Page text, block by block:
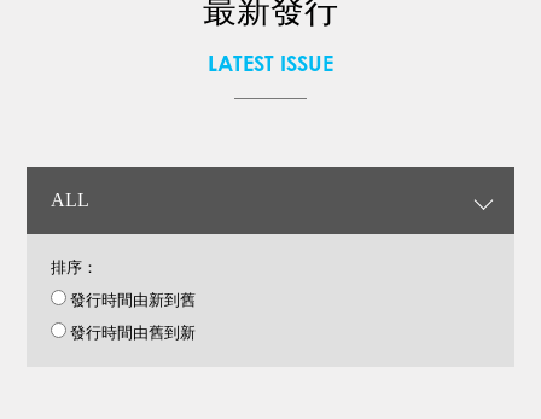
最新發行
LATEST ISSUE
ALL
排序：
發行時間由新到舊
發行時間由舊到新